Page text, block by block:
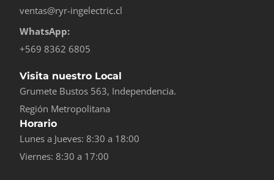
ventas@ryr-ingelectric.cl
WhatsApp:
+569 8362 6805
Visita nuestro Local
Grumete Bustos 563, Independencia.
Región Metropolitana
Horario
Lunes a Jueves: 8:30 a 18:00
Viernes: 8:30 a 17:00